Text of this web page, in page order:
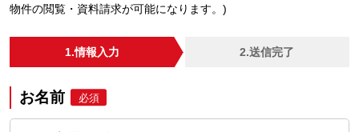
物件の閲覧・資料請求が可能になります。)
1.情報入力 2.送信完了
お名前 必須